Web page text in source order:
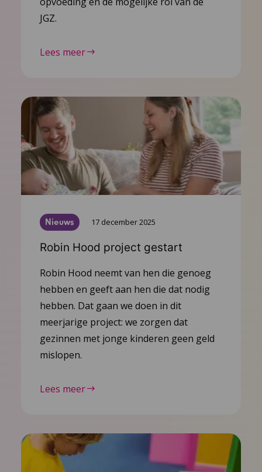
JGZ.
Lees meer
Nieuws 17 december 2025
Robin Hood project gestart
Robin Hood neemt van hen die genoeg
hebben en geeft aan hen die dat nodig
hebben. Dat gaan we doen in dit
meerjarige project: we zorgen dat
gezinnen met jonge kinderen geen geld
mislopen.
Lees meer